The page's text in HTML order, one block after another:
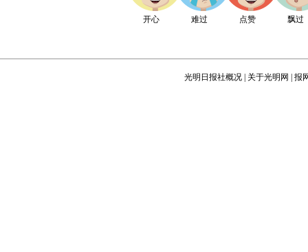
开心 难过 点赞 飘过
光明日报社概况 关于光明网 报